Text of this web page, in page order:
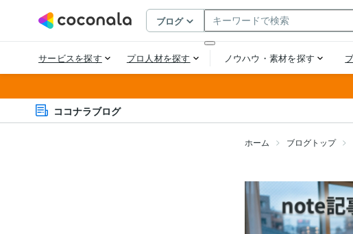
ココナラブログ
ホーム ブログトップ